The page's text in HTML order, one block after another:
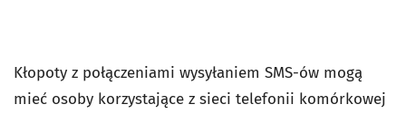
Kłopoty z połączeniami wysyłaniem SMS-ów mogą
mieć osoby korzystające z sieci telefonii komórkowej